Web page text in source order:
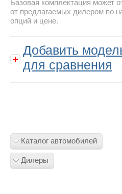
Базовая комплектация может
от предлагаемых дилером по
опций и цене.
Добавить
для сравнения
Каталог автомобилей
Дилеры